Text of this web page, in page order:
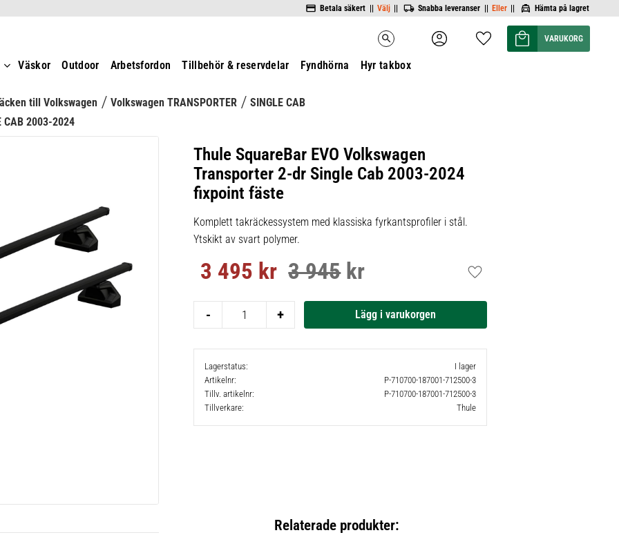
Betala säkert || Välj || Snabba leveranser || Eller || Hämta på lagret
search Favoriter
Kundvagn
Väskor Outdoor Arbetsfordon Tillbehör & reservdelar Fyndhörna Hyr takbox
till Volkswagen Volkswagen TRANSPORTER
SINGLE CAB
CAB 2003-2024
Thule SquareBar EVO Volkswagen
Transporter 2-dr Single Cab 2003-2024
fixpoint fäste
Komplett takräckessystem med klassiska fyrkantsprofiler i stål.
Ytskikt av svart polymer.
Nedsatt pris:
3 495 kr Ordinarie pris:
3 945kr
+
-
Lägg till i favoriter
Lagerstatus
I lager
Artikelnr
P-710700-187001-712500-3
Tillv. artikelnr
P-710700-187001-712500-3
Tillverkare
Thule
Relaterade produkter: